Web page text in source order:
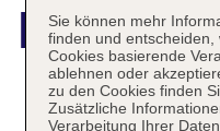
Pacific
Das bietet
Sie können mehr
finden und
Cookies basierende
ablehnen oder
zu den Cookies finden
Zusätzliche
Verarbeitung Ihrer